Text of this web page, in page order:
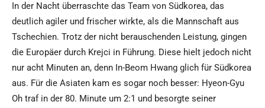
In der Nacht überraschte das Team von Südkorea, das
deutlich agiler und frischer wirkte, als die Mannschaft aus
Tschechien. Trotz der nicht berauschenden Leistung, gingen
die Europäer durch Krejci in Führung. Diese hielt jedoch nicht
nur acht Minuten an, denn In-Beom Hwang glich für Südkorea
aus. Für die Asiaten kam es sogar noch besser: Hyeon-Gyu
Oh traf in der 80. Minute um 2:1 und besorgte seiner